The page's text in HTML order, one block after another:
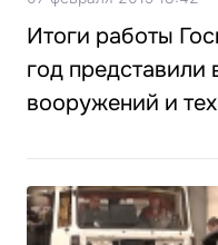
Итоги работы
год представили
вооружений и